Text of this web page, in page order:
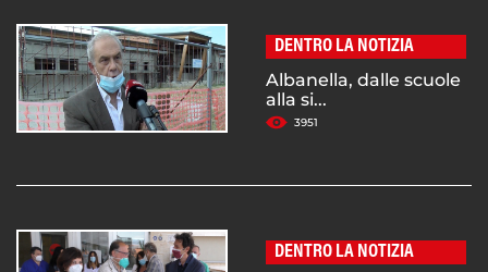
DENTRO LA NOTIZIA
Albanella, dalle scuole
alla si...
3951
DENTRO LA NOTIZIA